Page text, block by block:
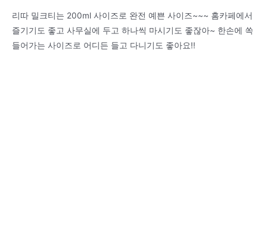
리따 밀크티는 200ml 사이즈로 완전 예쁜 사이즈~~~ 홈카페에서
즐기기도 좋고 사무실에 두고 하나씩 마시기도 좋잖아~ 한손에 쏙
들어가는 사이즈로 어디든 들고 다니기도 좋아요!!